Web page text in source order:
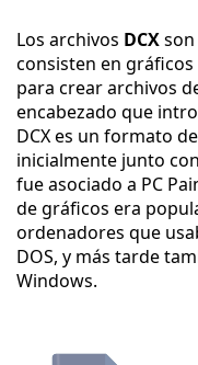
Los archivos DCX
consisten en
para crear archivos
encabezado que
DCX es un formato
inicialmente junto
fue asociado a PC
de gráficos era
ordenadores que
DOS, y más tarde
Windows.